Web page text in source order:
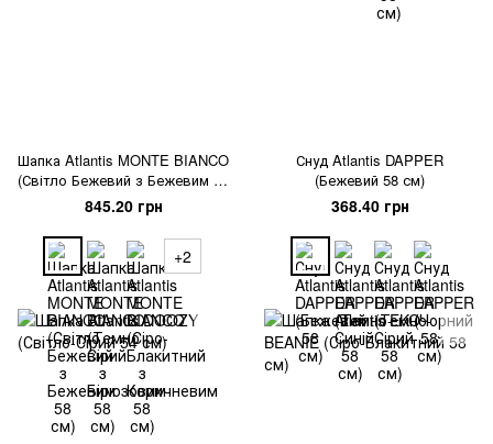
Шапка Atlantis MONTE BIANCO
(Світло Бежевий з Бежевим 58
см)
845.20 грн
+2
Снуд Atlantis DAPPER
(Бежевий 58 см)
368.40 грн